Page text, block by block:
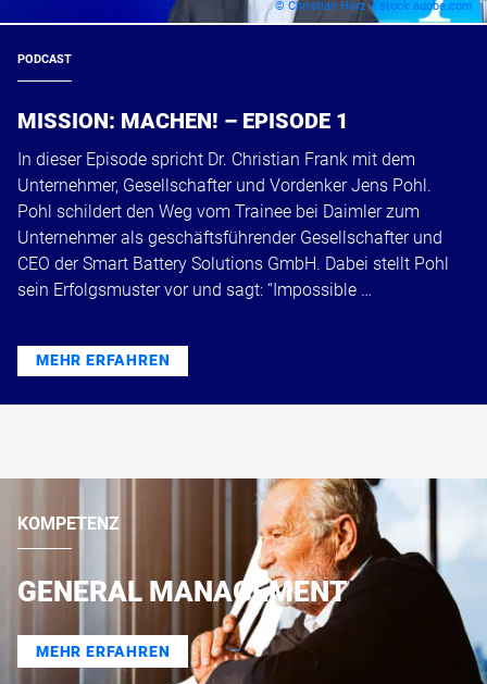
© Christian Horz – stock.adobe.com
PODCAST
MISSION: MACHEN! – EPISODE 1
In dieser Episode spricht Dr. Christian Frank mit dem
Unternehmer, Gesellschafter und Vordenker Jens Pohl.
Pohl schildert den Weg vom Trainee bei Daimler zum
Unternehmer als geschäftsführender Gesellschafter und
CEO der Smart Battery Solutions GmbH. Dabei stellt Pohl
sein Erfolgsmuster vor und sagt: “Impossible …
MEHR ERFAHREN
KOMPETENZ
GENERAL MANAGEMENT
MEHR ERFAHREN